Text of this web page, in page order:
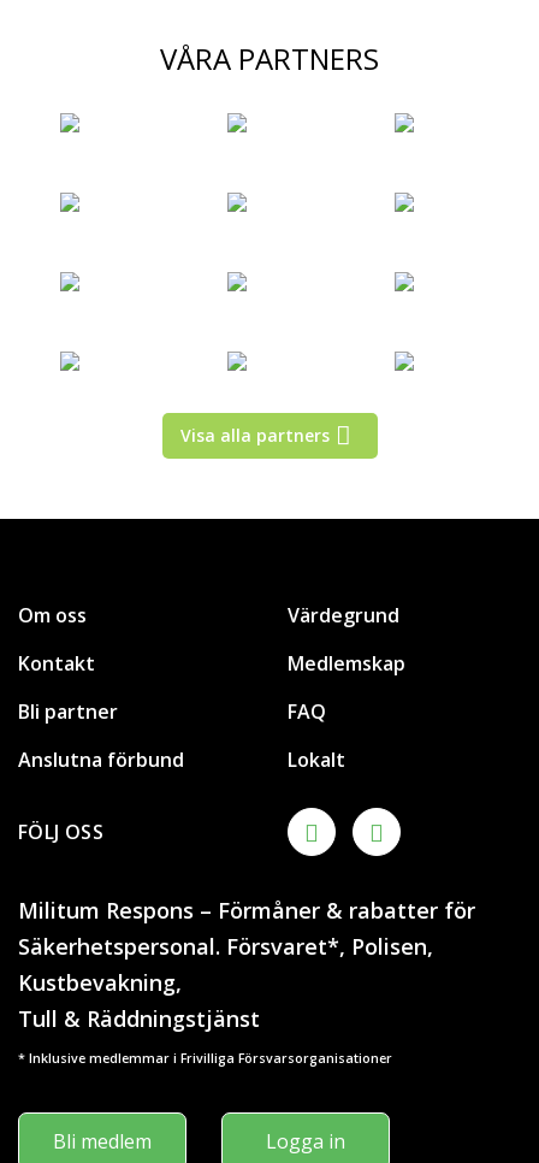
VÅRA PARTNERS
Visa alla partners
Om oss
Kontakt
Bli partner
Anslutna förbund
Värdegrund
Medlemskap
FAQ
Lokalt
FÖLJ OSS
Militum Respons – Förmåner & rabatter för
Säkerhetspersonal. Försvaret*, Polisen,
Kustbevakning,
Tull & Räddningstjänst
* Inklusive medlemmar i Frivilliga Försvarsorganisationer
Bli medlem Logga in